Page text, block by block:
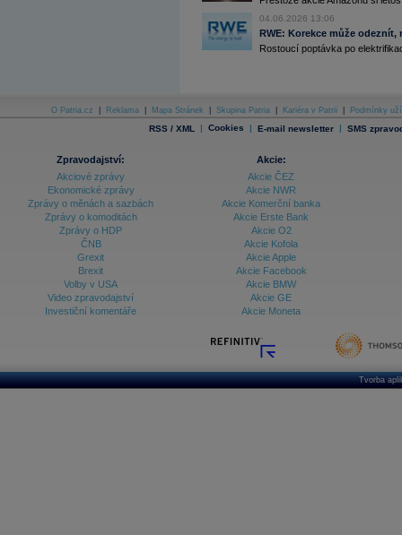
Archiv - Měsíční makroekonomické přehledy
Archiv - Treasury alerty
Archiv - Vývoj české koruny
Archiv analýz - Makroukazatele
Ceny průmyslových výrobců - Data a prognózy
Ceny průmyslových výrobců - Graf (ČR)
Ceny průmyslových výrobců - Kalendář (ČR)
Ceny průmyslových výrobců - Zpravodajství
Databanka - Ceny
04.06.2026 13:06
RWE: Korekce může
Rostoucí poptávka po
O Patria.cz Reklama Mapa Stránek Skupina Patria Kariéra v Patrii Podmínky
RSS / XML | Cookies | E-mail newsletter | SMS
Zpravodajství:
Akciové zprávy
Ekonomické zprávy
Zprávy o měnách a sazbách
Zprávy o komoditách
Zprávy o HDP
ČNB
Grexit
Brexit
Volby v USA
Video zpravodajství
Investiční komentáře
Akcie:
Akcie ČEZ
Akcie NWR
Akcie Komerční banka
Akcie Erste Bank
Akcie O2
Akcie Kofola
Akcie Apple
Akcie Facebook
Akcie BMW
Akcie GE
Akcie Moneta
Tvorba